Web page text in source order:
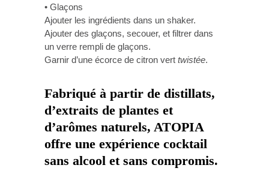
• Glaçons
Ajouter les ingrédients dans un shaker.
Ajouter des glaçons, secouer, et filtrer dans
un verre rempli de glaçons.
Garnir d’une écorce de citron vert twistée.
Fabriqué à partir de distillats,
d’extraits de plantes et
d’arômes naturels, ATOPIA
offre une expérience cocktail
sans alcool et sans compromis.